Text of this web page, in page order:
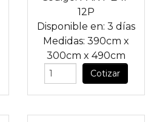
12P
Disponible en: 3 días
Medidas: 390cm x
300cm x 490cm
Cotizar